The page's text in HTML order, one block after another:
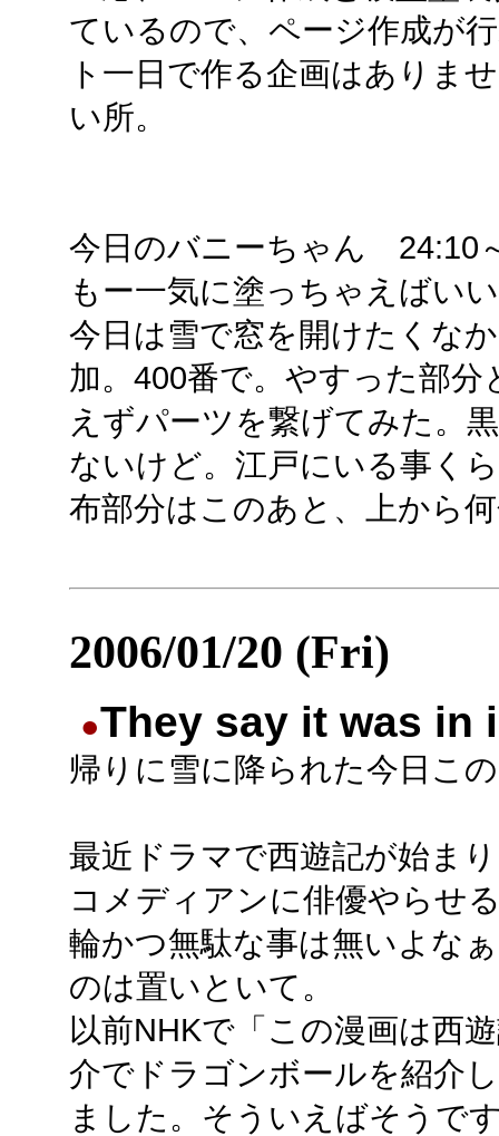
ているので、ページ作成が
ト一日で作る企画はありま
い所。
今日のバニーちゃん 24:10
もー一気に塗っちゃえばい
今日は雪で窓を開けたくな
加。400番で。やすった部
えずパーツを繋げてみた。
ないけど。江戸にいる事く
布部分はこのあと、上から
2006/01/20 (Fri)
●They say it was in
帰りに雪に降られた今日こ
最近ドラマで西遊記が始ま
コメディアンに俳優やらせ
輪かつ無駄な事は無いよな
のは置いといて。
以前NHKで「この漫画は西
介でドラゴンボールを紹介
ました。そういえばそうで